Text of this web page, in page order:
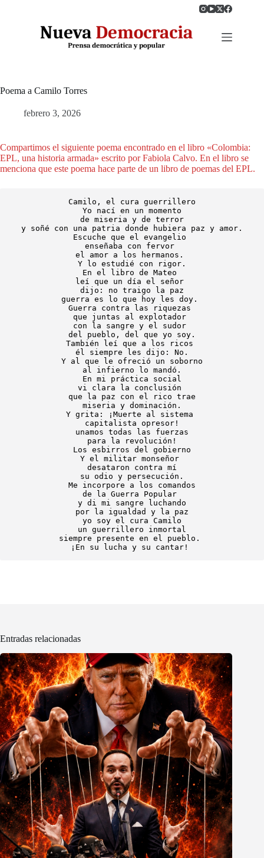
Poema a Camilo Torres
febrero 3, 2026
Compartimos el siguiente poema encontrado en el libro «Colombia:
EPL, una historia armada» escrito por Fabiola Calvo. En el libro se
menciona que este poema hace parte de un libro de poemas del EPL.
Camilo, el cura guerrillero
Yo nací en un momento
de miseria y de terror
y soñé con una patria donde hubiera paz y amor.
Escuche que el evangelio
enseñaba con fervor
el amor a los hermanos.
Y lo estudié con rigor.
En el libro de Mateo
leí que un día el señor
dijo: no traigo la paz
guerra es lo que hoy les doy.
Guerra contra las riquezas
que juntas al explotador
con la sangre y el sudor
del pueblo, del que yo soy.
También leí que a los ricos
él siempre les dijo: No.
Y al que le ofreció un soborno
al infierno lo mandó.
En mi práctica social
vi clara la conclusión
que la paz con el rico trae
miseria y dominación.
Y grita: ¡Muerte al sistema
capitalista opresor!
unamos todas las fuerzas
para la revolución!
Los esbirros del gobierno
Y el militar monseñor
desataron contra mí
su odio y persecución.
Me incorpore a los comandos
de la Guerra Popular
y di mi sangre luchando
por la igualdad y la paz
yo soy el cura Camilo
un guerrillero inmortal
siempre presente en el pueblo.
¡En su lucha y su cantar!
Entradas relacionadas